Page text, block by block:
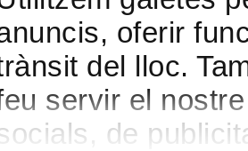
oferir
del lloc.
servir el
de